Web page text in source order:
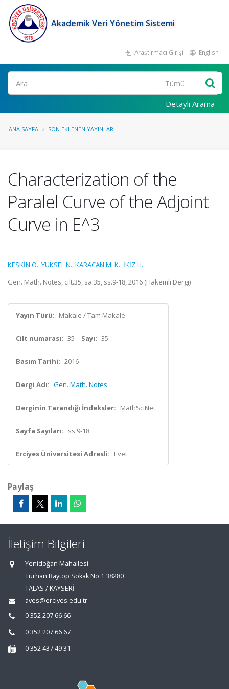
Akademik Veri Yönetim Sistemi
Araştırmacı Girişi English
Ara
Detaylı Arama
ANA SAYFA SON EKLENEN YAYINLAR
Characterization of the
Paralel Curve of the Adjoint
Curve in E^3
KESKİN Ö.,YÜKSEL N.,KARACAN M. K., İKİZ H.
Gen. Math. Notes, cilt.35, sa.35, ss.9-18, 2016 (Hakemli Dergi)
Yayın Türü: Makale / Tam Makale
Cilt numarası: 35 Sayı: 35
Basım Tarihi: 2016
Dergi Adı: Gen. Math. Notes
Derginin Tarandığı İndeksler: MathSciNet
Sayfa Sayıları: ss.9-18
Erciyes Üniversitesi Adresli: Evet
Paylaş
İletişim Bilgileri
Yenidoğan Mahallesi
Turhan Baytop Sokak No:1 38280
TALAS / KAYSERİ
aves@erciyes.edu.tr
0 352 207 66 66
0 352 207 66 67
0 352 437 49 31